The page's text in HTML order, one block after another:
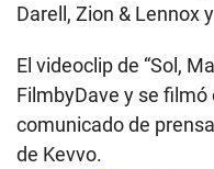
Darell, Zion & Lennox
El videoclip de “Sol,
FilmbyDave y se
comunicado de
de Kevvo.